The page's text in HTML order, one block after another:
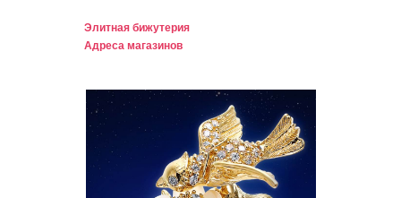
Элитная бижутерия
Адреса магазинов